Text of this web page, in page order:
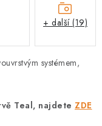
obchodu
systémem,
Teal, najdete ZDE
+ další (19)